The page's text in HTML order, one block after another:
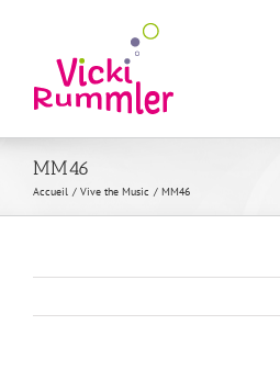
MM46
Accueil Vive the Music MM46